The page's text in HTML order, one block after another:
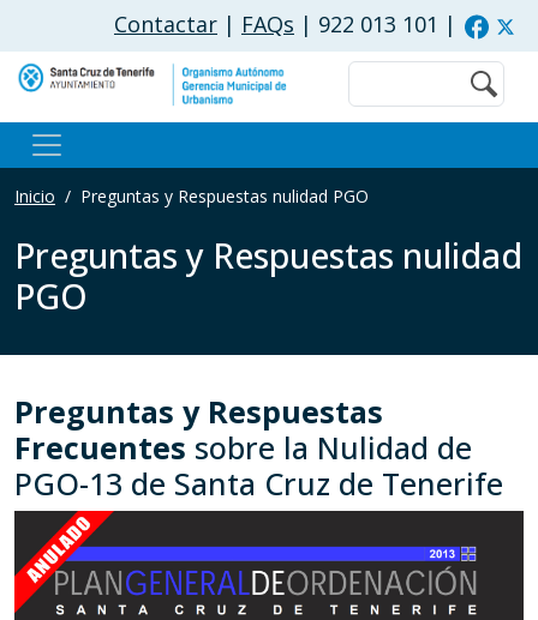
Pasar al contenido principal
Contactar | FAQs | 922 013 101 |
Buscar
Inicio Preguntas y Respuestas nulidad PGO
Preguntas y Respuestas nulidad
PGO
Preguntas y Respuestas
Frecuentes sobre la Nulidad de
PGO-13 de Santa Cruz de Tenerife